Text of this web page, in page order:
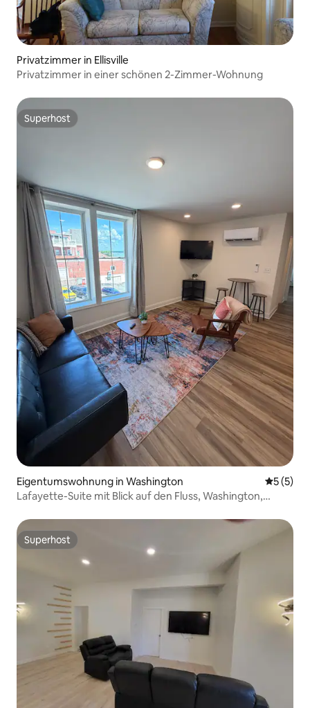
Privatzimmer in Ellisville
Privatzimmer in einer schönen 2-Zimmer-Wohnung
Superhost
Superhost
Eigentumswohnung in Washington
5 (5)
Lafayette-Suite mit Blick auf den Fluss, Washington,
Superhost
Superhost